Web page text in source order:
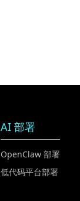
AI 部署
OpenClaw 部署
低代码平台部署